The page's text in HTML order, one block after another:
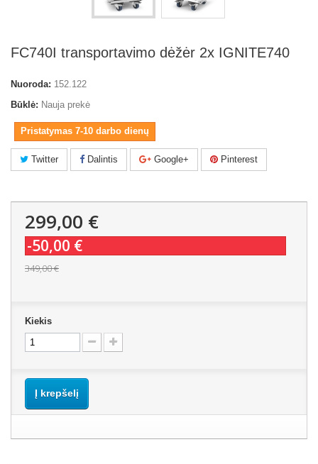
FC740I transportavimo dėžėr 2x IGNITE740
Nuoroda: 152.122
Būklė: Nauja prekė
Pristatymas 7-10 darbo dienų
Twitter Dalintis Google+ Pinterest
299,00 €
-50,00 €
349,00 €
Kiekis
Į krepšelį